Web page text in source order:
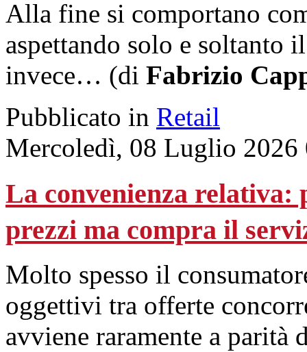
Alla fine si comportano
aspettando solo e soltanto
invece… (di Fabrizio
Pubblicato in Retail
Mercoledì, 08 Luglio 2026
La convenienza relativa:
prezzi ma compra il
Molto spesso il
oggettivi tra offerte
avviene raramente a parità